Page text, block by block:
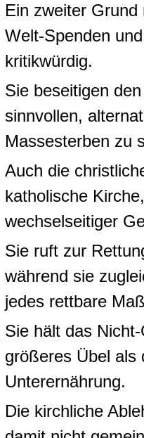
Ein zweiter
Welt-Spenden
kritikwürdig.
Sie beseitigen
sinnvollen,
Massesterben zu
Auch die
katholische
wechselseitiger
Sie ruft zur
während sie
jedes rettbare
Sie hält das
größeres Übel als
Unterernährung.
Die kirchliche